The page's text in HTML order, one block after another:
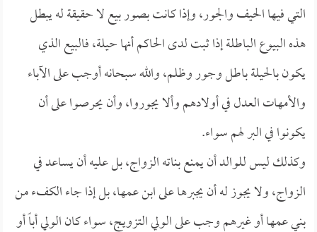
التي فيها الحيف والجور، وإذا كانت بصور بيع لا حقيقة له يبطل
هذه البيوع الباطلة إذا ثبت لدى الحاكم أنها حيلة، فالبيع الذي
يكون بالحيلة باطل وجور وظلم، والله سبحانه أوجب على الآباء
والأمهات العدل في أولادهم وألا يجوروا، وأن يحرصوا على أن
يكونوا في البر لهم سواء.
وكذلك ليس للوالد أن يمنع بناته الزواج، بل عليه أن يساعد في
الزواج، ولا يجوز له أن يجبرها على ابن عمها، بل إذا جاء الكفء من
بني عمها أو غيرهم وجب على الولي التزويج، سواء كان الولي أباً أو